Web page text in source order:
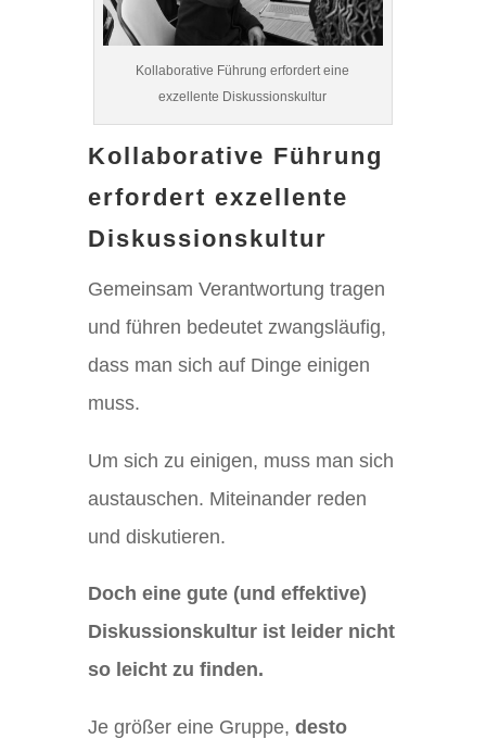
Kollaborative Führung erfordert eine
exzellente Diskussionskultur
Kollaborative Führung
erfordert exzellente
Diskussionskultur
Gemeinsam Verantwortung tragen
und führen bedeutet zwangsläufig,
dass man sich auf Dinge einigen
muss.
Um sich zu einigen, muss man sich
austauschen. Miteinander reden
und diskutieren.
Doch eine gute (und effektive)
Diskussionskultur ist leider nicht
so leicht zu finden.
Je größer eine Gruppe, desto